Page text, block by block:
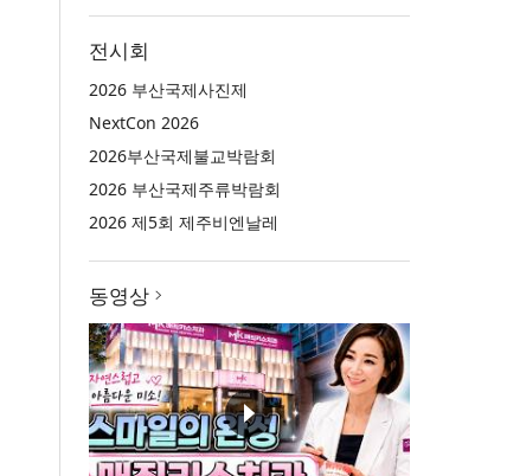
전시회
2026 부산국제사진제
NextCon 2026
2026부산국제불교박람회
2026 부산국제주류박람회
2026 제5회 제주비엔날레
동영상